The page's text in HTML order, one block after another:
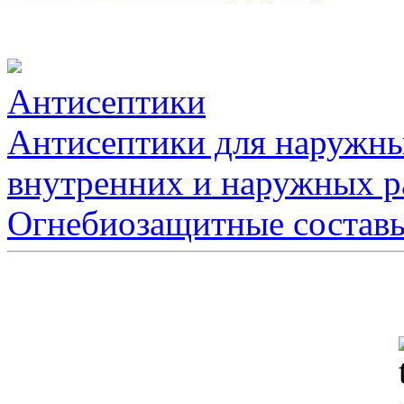
Антисептики
Антисептики для
внутренних и наружных
Огнебиозащитные